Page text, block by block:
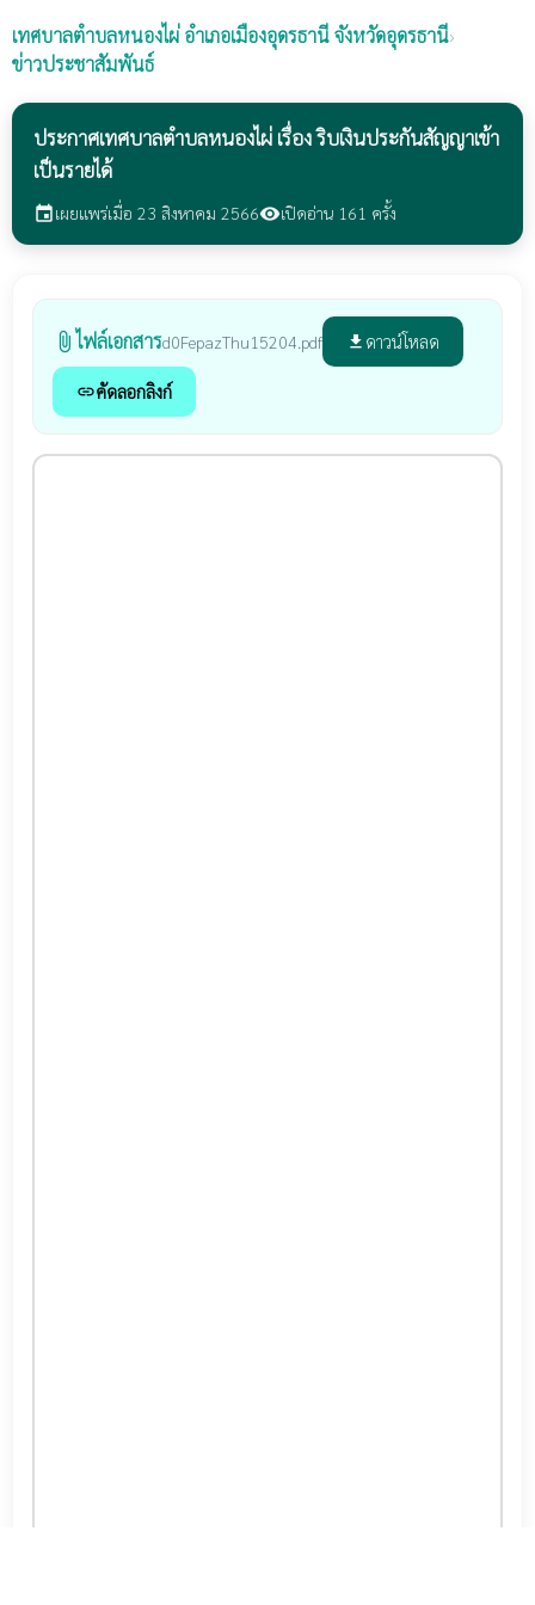
เทศบาลตำบลหนองไผ่อำเภอเมืองอุดรธานี จังหวัดอุดรธานี›
ข่าวประชาสัมพันธ์
ประกาศเทศบาลตำบลหนองไผ่ เรื่อง ริบเงินประกันสัญญาเข้า
เป็นรายได้
eventเผยแพร่เมื่อ 23 สิงหาคม 2566visibilityเปิดอ่าน 161 ครั้ง
attach_file ไฟล์เอกสารd0FepazThu15204.pdf file_download ดาวน์โหลด
linkคัดลอกลิงก์